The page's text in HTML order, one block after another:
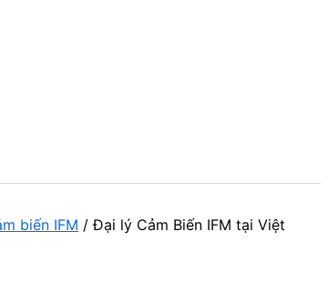
biến IFM / Đại lý Cảm Biến IFM tại Việt